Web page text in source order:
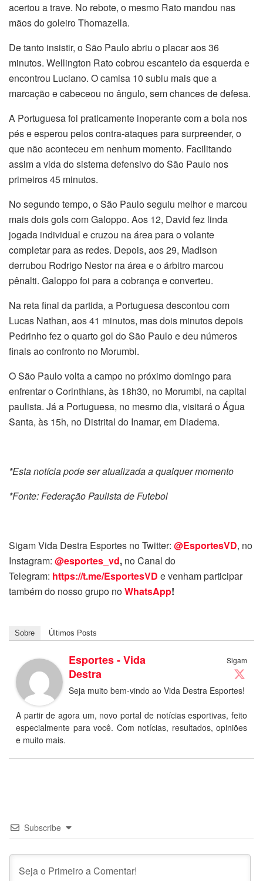
acertou a trave. No rebote, o mesmo Rato mandou nas
mãos do goleiro Thomazella.
De tanto insistir, o São Paulo abriu o placar aos 36
minutos. Wellington Rato cobrou escanteio da esquerda e
encontrou Luciano. O camisa 10 subiu mais que a
marcação e cabeceou no ângulo, sem chances de defesa.
A Portuguesa foi praticamente inoperante com a bola nos
pés e esperou pelos contra-ataques para surpreender, o
que não aconteceu em nenhum momento. Facilitando
assim a vida do sistema defensivo do São Paulo nos
primeiros 45 minutos.
No segundo tempo, o São Paulo seguiu melhor e marcou
mais dois gols com Galoppo. Aos 12, David fez linda
jogada individual e cruzou na área para o volante
completar para as redes. Depois, aos 29, Madison
derrubou Rodrigo Nestor na área e o árbitro marcou
pênalti. Galoppo foi para a cobrança e converteu.
Na reta final da partida, a Portuguesa descontou com
Lucas Nathan, aos 41 minutos, mas dois minutos depois
Pedrinho fez o quarto gol do São Paulo e deu números
finais ao confronto no Morumbi.
O São Paulo volta a campo no próximo domingo para
enfrentar o Corinthians, às 18h30, no Morumbi, na capital
paulista. Já a Portuguesa, no mesmo dia, visitará o Água
Santa, às 15h, no Distrital do Inamar, em Diadema.
*Esta notícia pode ser atualizada a qualquer momento
*Fonte: Federação Paulista de Futebol
Sigam Vida Destra Esportes no Twitter: @EsportesVD, no
Instagram: @esportes_vd, no Canal do
Telegram: https://t.me/EsportesVD e venham participar
também do nosso grupo noWhatsApp!
Sobre Últimos Posts
Sigam
Esportes - Vida
Destra
Seja muito bem-vindo ao Vida Destra Esportes!
A partir de agora um, novo portal de notícias esportivas, feito
especialmente para você. Com notícias, resultados, opiniões
e muito mais.
Subscribe